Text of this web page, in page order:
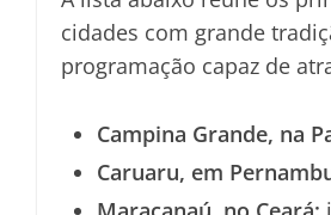
cidades com grande
programação capaz de
Campina Grande, na
Caruaru, em